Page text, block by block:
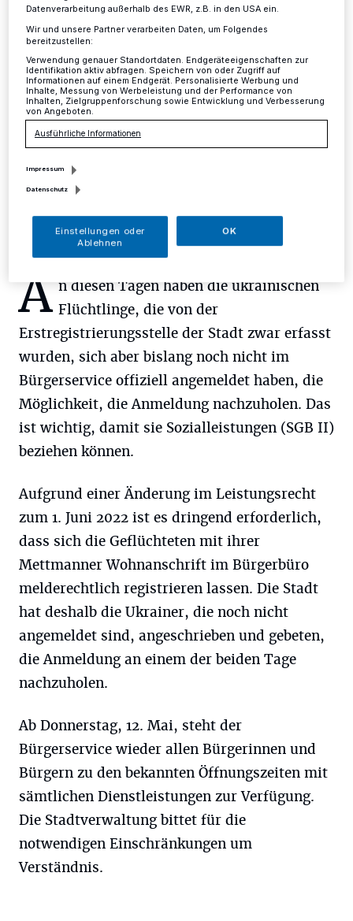
Mettmann·Der Bürgerservice im Rathaus bleibt in der
kommenden Woche Dienstag und Mittwoch, 10. und
11. Mai, geschlossen.
05.05.2022 , 15:39 Uhr
A n diesen Tagen haben die ukrainischen
Flüchtlinge, die von der
Erstregistrierungsstelle der Stadt zwar erfasst
wurden, sich aber bislang noch nicht im
Bürgerservice offiziell angemeldet haben, die
Möglichkeit, die Anmeldung nachzuholen. Das
ist wichtig, damit sie Sozialleistungen (SGB II)
beziehen können.
Aufgrund einer Änderung im Leistungsrecht
zum 1. Juni 2022 ist es dringend erforderlich,
dass sich die Geflüchteten mit ihrer
Mettmanner Wohnanschrift im Bürgerbüro
melderechtlich registrieren lassen. Die Stadt
hat deshalb die Ukrainer, die noch nicht
angemeldet sind, angeschrieben und gebeten,
die Anmeldung an einem der beiden Tage
nachzuholen.
Ab Donnerstag, 12. Mai, steht der
Bürgerservice wieder allen Bürgerinnen und
Bürgern zu den bekannten Öffnungszeiten mit
sämtlichen Dienstleistungen zur Verfügung.
Die Stadtverwaltung bittet für die
notwendigen Einschränkungen um
Verständnis.
Datenverarbeitung außerhalb des EWR, z.B. in den USA ein.
Wir und unsere Partner verarbeiten Daten, um Folgendes
bereitzustellen:
Verwendung genauer Standortdaten. Endgeräteeigenschaften zur
Identifikation aktiv abfragen. Speichern von oder Zugriff auf
Informationen auf einem Endgerät. Personalisierte Werbung und
Inhalte, Messung von Werbeleistung und der Performance von
Inhalten, Zielgruppenforschung sowie Entwicklung und Verbesserung
von Angeboten.
Ausführliche Informationen
Impressum
Datenschutz
Einstellungen oder
Ablehnen
OK